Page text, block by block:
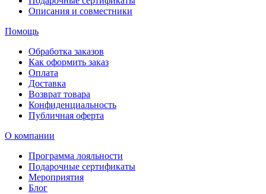
Описания и совместники
Помощь
Обработка заказов
Как оформить заказ
Оплата
Доставка
Возврат товара
Конфиденциальность
Публичная оферта
О компании
Программа лояльности
Подарочные сертификаты
Мероприятия
Блог